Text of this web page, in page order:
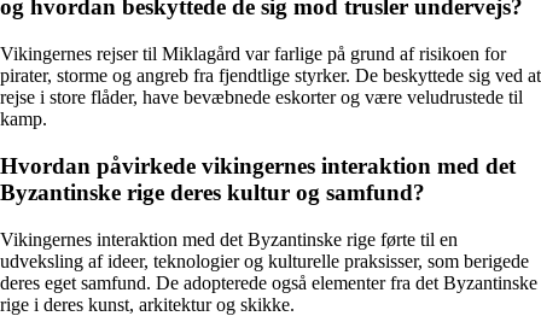
og hvordan beskyttede de sig mod trusler undervejs?
Vikingernes rejser til Miklagård var farlige på grund af risikoen for
pirater, storme og angreb fra fjendtlige styrker. De beskyttede sig ved at
rejse i store flåder, have bevæbnede eskorter og være veludrustede til
kamp.
Hvordan påvirkede vikingernes interaktion med det
Byzantinske rige deres kultur og samfund?
Vikingernes interaktion med det Byzantinske rige førte til en
udveksling af ideer, teknologier og kulturelle praksisser, som berigede
deres eget samfund. De adopterede også elementer fra det Byzantinske
rige i deres kunst, arkitektur og skikke.